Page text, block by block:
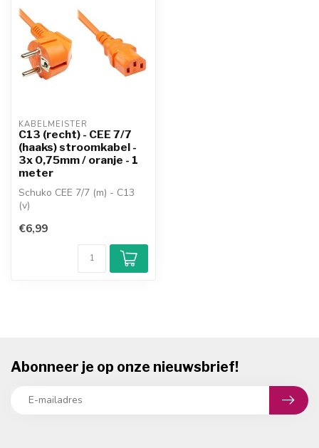
KABELMEISTER
C13 (recht) - CEE 7/7
(haaks) stroomkabel -
3x 0,75mm / oranje - 1
meter
Schuko CEE 7/7 (m) - C13
(v)
rechte C13
kabel: H05VV-F 3...
€6,99
Abonneer je op onze nieuwsbrief!